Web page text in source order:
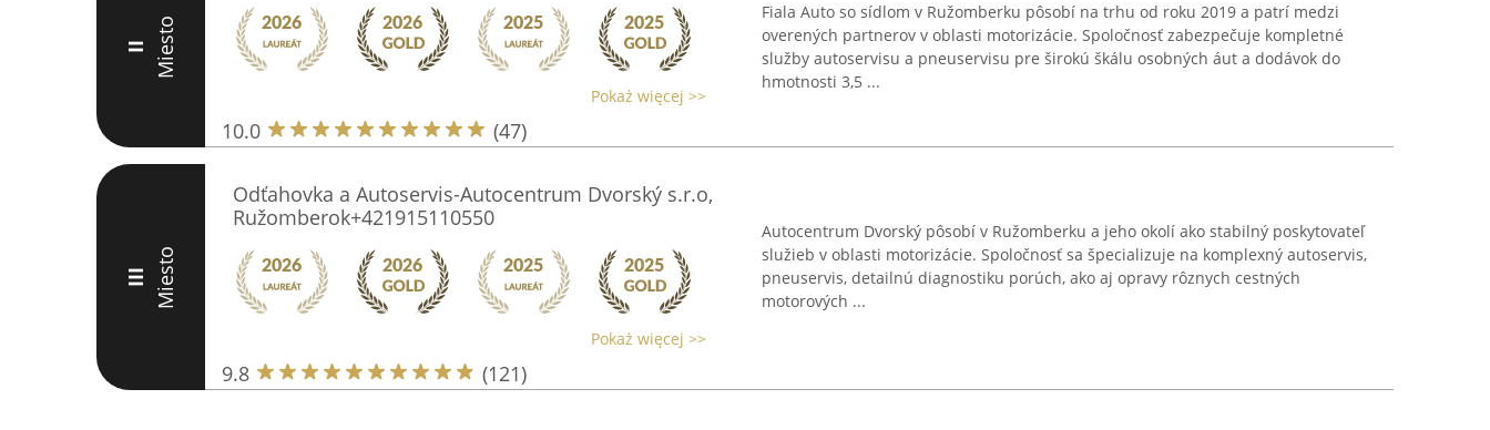
II Miesto
Pokaż więcej >>
10.0 (47)
Fiala Auto so sídlom v Ružomberku pôsobí na trhu od roku 2019 a patrí medzi
overených partnerov v oblasti motorizácie. Spoločnosť zabezpečuje kompletné
služby autoservisu a pneuservisu pre širokú škálu osobných áut a dodávok do
hmotnosti 3,5 ...
III Miesto
Odťahovka a Autoservis-Autocentrum Dvorský s.r.o,
Ružomberok+421915110550
Pokaż więcej >>
9.8 (121)
Autocentrum Dvorský pôsobí v Ružomberku a jeho okolí ako stabilný poskytovateľ
služieb v oblasti motorizácie. Spoločnosť sa špecializuje na komplexný autoservis,
pneuservis, detailnú diagnostiku porúch, ako aj opravy rôznych cestných
motorových ...